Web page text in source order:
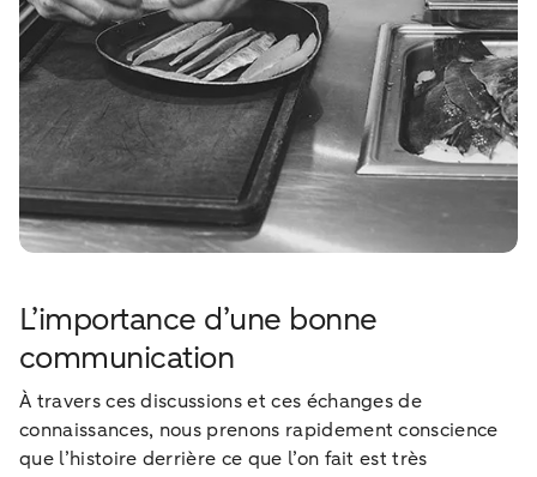
L’importance d’une bonne
communication
À travers ces discussions et ces échanges de
connaissances, nous prenons rapidement conscience
que l’histoire derrière ce que l’on fait est très